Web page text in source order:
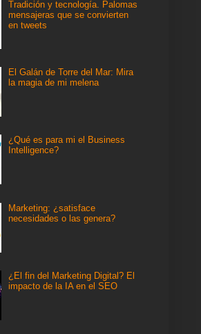
Tradición y tecnología. Palomas
mensajeras que se convierten
en tweets
El Galán de Torre del Mar: Mira
la magia de mi melena
¿Qué es para mi el Business
Intelligence?
Marketing: ¿satisface
necesidades o las genera?
¿El fin del Marketing Digital? El
impacto de la IA en el SEO